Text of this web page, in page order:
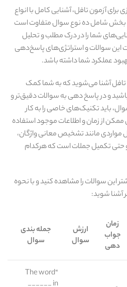
آزمون تافل، آشنایی کامل با انواع
شامل ده نوع سوال متفاوت است
شما را در درک مطلب و تحلیل
سوالات و استراتژی‌های پاسخ‌دهی
عملکرد شما داشته باشد.
تافل آشنا می‌شوید که به شما کمک
و در پاسخ‌ دهی به سوالات دقیق‌تر و
باید تکنیک‌های خاصی را به کار
ممکن از زمان و اطلاعات موجود استفاده
مواردی مانند تشخیص معانی واژگان،
حتی تکمیل جملات است که هرکدام
این سوالات را مشاهده کنید و با نحوه
آشنا شوید:
زمان
جواب‌
دهی
ارزش
سوال
جمله‌ بندی
سوال
“The word
______ in